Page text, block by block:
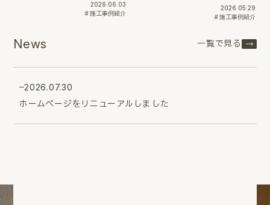
2026.06.03
施工事例紹介
2026.05.29
施工事例紹介
News 一覧で見る
2026.07.30
ホームページをリニューアルしました